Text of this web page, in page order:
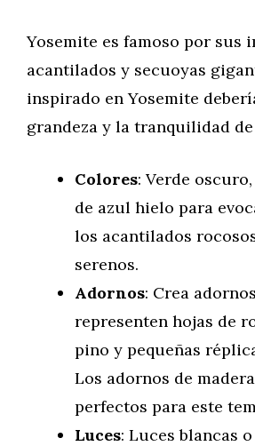
Yosemite es famoso por sus
acantilados y secuoyas
inspirado en Yosemite
grandeza y la tranquilidad
Colores: Verde
de azul hielo para
los acantilados
serenos.
Adornos: Crea
representen hojas de
pino y pequeñas
Los adornos de
perfectos para este
Luces: Luces blancas